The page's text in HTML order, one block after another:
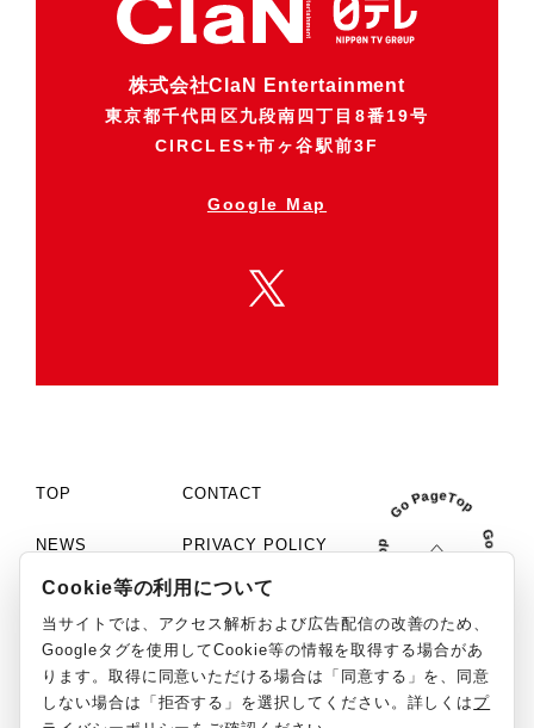
株式会社ClaN Entertainment
東京都千代田区九段南四丁目8番19号
CIRCLES+市ヶ谷駅前3F
Google Map
TOP
NEWS
COMPANY
PHILOSOPHY
WORKS
CONTACT
PRIVACY POLICY
COOKIE SETTINGS
MCN「C+」
SOCIAL MEDIA GUIDELINE
Cookie等の利用について
当サイトでは、アクセス解析および広告配信の改善のため、
Googleタグを使用してCookie等の情報を取得する場合があ
ります。取得に同意いただける場合は「同意する」を、同意
しない場合は「拒否する」を選択してください。詳しくは プ